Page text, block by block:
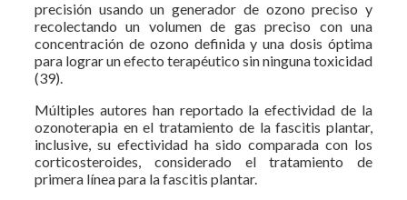
precisión usando un generador de ozono preciso y
recolectando un volumen de gas preciso con una
concentración de ozono definida y una dosis óptima
para lograr un efecto terapéutico sin ninguna toxicidad
(39).
Múltiples autores han reportado la efectividad de la
ozonoterapia en el tratamiento de la fascitis plantar,
inclusive, su efectividad ha sido comparada con los
corticosteroides, considerado el tratamiento de
primera línea para la fascitis plantar.